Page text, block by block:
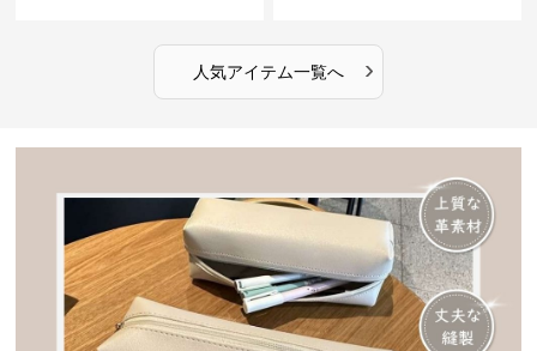
人気アイテム一覧へ ›